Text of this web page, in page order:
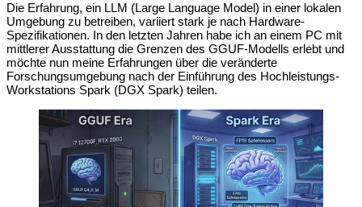
Die Erfahrung, ein LLM (Large Language Model) in einer lokalen
Umgebung zu betreiben, variiert stark je nach Hardware-
Spezifikationen. In den letzten Jahren habe ich an einem PC mit
mittlerer Ausstattung die Grenzen des GGUF-Modells erlebt und
möchte nun meine Erfahrungen über die veränderte
Forschungsumgebung nach der Einführung des Hochleistungs-
Workstations Spark (DGX Spark) teilen.